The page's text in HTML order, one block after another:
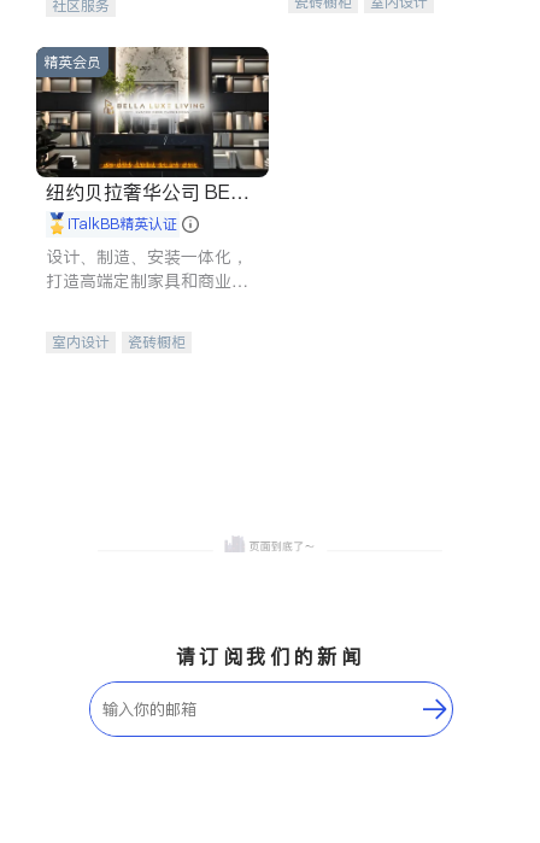
社区服务
精英会员
纽约贝拉奢华公司 BELL
A LUXE
iTalkBB精英认证
设计、制造、安装一体化，
打造高端定制家具和商业空
室内设计
瓷砖橱柜
请订阅我们的新闻